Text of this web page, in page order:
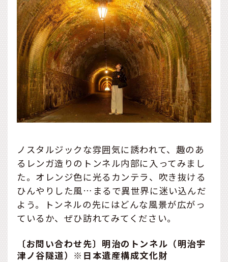
ノスタルジックな雰囲気に誘われて、趣のあ
るレンガ造りのトンネル内部に入ってみまし
た。オレンジ色に光るカンテラ、吹き抜ける
ひんやりした風…まるで異世界に迷い込んだ
よう。トンネルの先にはどんな風景が広がっ
ているか、ぜひ訪れてみてください。
〔お問い合わせ先〕明治のトンネル（明治宇
津ノ谷隧道）※日本遺産構成文化財